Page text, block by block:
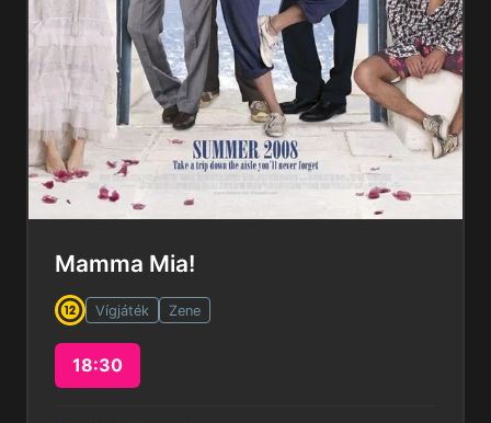
Mamma Mia!
Vígjáték Zene
18:30